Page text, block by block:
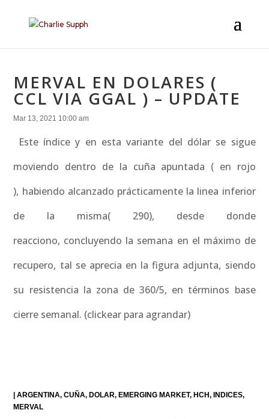
MERVAL EN DOLARES (
CCL VIA GGAL ) – UPDATE
Mar 13, 2021 10:00 am
Este índice y en esta variante del dólar se sigue
moviendo dentro de la cuña apuntada ( en rojo
), habiendo alcanzado prácticamente la linea inferior
de la misma( 290), desde donde
reacciono, concluyendo la semana en el máximo de
recupero, tal se aprecia en la figura adjunta, siendo
su resistencia la zona de 360/5, en términos base
cierre semanal. (clickear para agrandar)
|ARGENTINA CUÑA DOLAR EMERGING MARKET HCH
INDICES
MERVAL